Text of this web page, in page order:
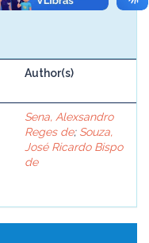
Author(s)
Sena, Alexsandro
Reges de; Souza,
José Ricardo Bispo
de